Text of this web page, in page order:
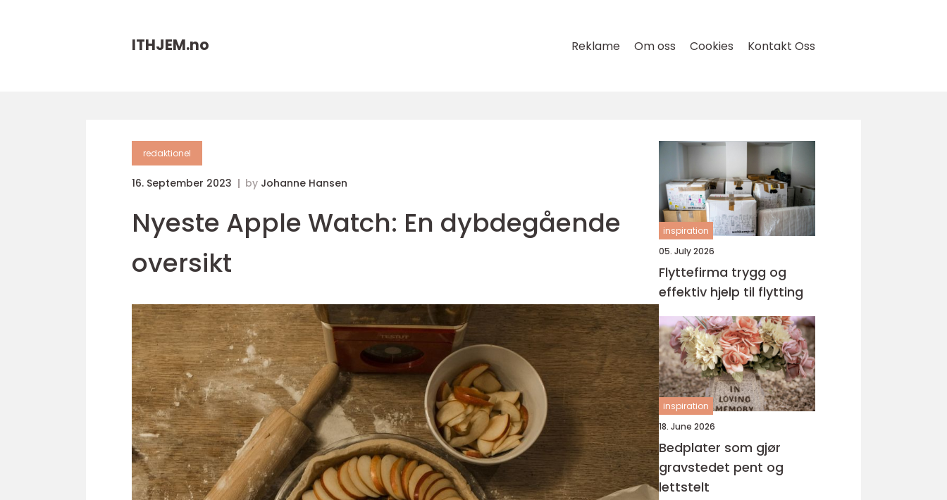
ITHJEM.no Reklame Om oss Cookies Kontakt Oss
redaktionel
16. September 2023 by Johanne Hansen
Nyeste Apple Watch: En dybdegående
oversikt
inspiration
05. July 2026
Flyttefirma trygg og
effektiv hjelp til flytting
inspiration
18. June 2026
Bedplater som gjør
gravstedet pent og
lettstelt